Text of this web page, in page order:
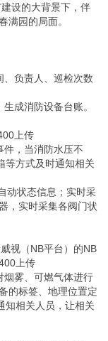
设的大背景下，伴
满园的局面。
、负责人、巡检次数
成消防设备台账。
上传
件，当消防水压不
等方式及时通知相关
动状态信息；实时采
，实时采集各阀门状
视（NB平台）的NB
上传
烟雾、可燃气体进行
的标签、地理位置定
知相关人员，让相关